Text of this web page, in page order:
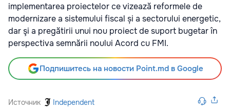
implementarea proiectelor ce vizează reformele de
modernizare a sistemului fiscal și a sectorului energetic,
dar şi a pregătirii unui nou proiect de suport bugetar în
perspectiva semnării noului Acord cu FMI.
Подпишитесь на новости Point.md в Google
Источник Independent